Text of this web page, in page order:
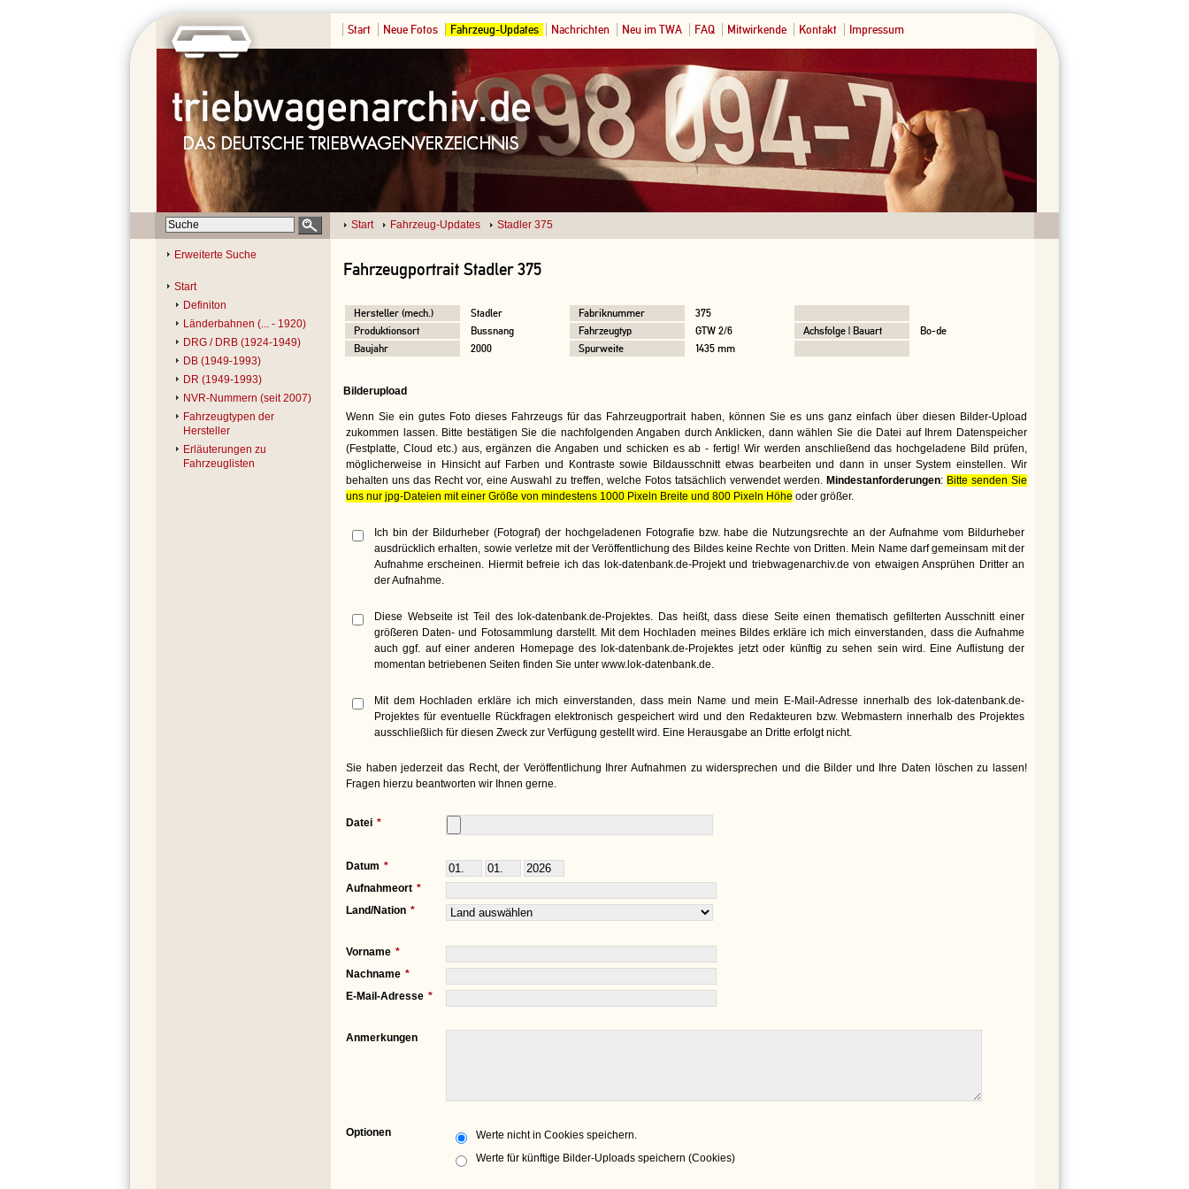
Start Neue Fotos Fahrzeug-Updates Nachrichten Neu im TWA FAQ Mitwirkende Kontakt Impressum
Start Fahrzeug-Updates Stadler 375
Erweiterte Suche
Start
Definiton
Länderbahnen (... - 1920)
DRG / DRB (1924-1949)
DB (1949-1993)
DR (1949-1993)
NVR-Nummern (seit 2007)
Fahrzeugtypen der
Hersteller
Erläuterungen zu
Fahrzeuglisten
Fahrzeugportrait Stadler 375
Hersteller (mech.) Stadler Fabriknummer
375
Produktionsort
Bussnang Fahrzeugtyp GTW 2/6 Achsfolge | Bauart
Bo-de
Baujahr
2000 Spurweite 1435 mm
Bilderupload
Wenn Sie ein gutes Foto dieses Fahrzeugs für das Fahrzeugportrait haben, können Sie es uns ganz einfach über diesen Bilder-Upload
zukommen lassen. Bitte bestätigen Sie die nachfolgenden Angaben durch Anklicken, dann wählen Sie die Datei auf Ihrem Datenspeicher
(Festplatte, Cloud etc.) aus, ergänzen die Angaben und schicken es ab - fertig! Wir werden anschließend das hochgeladene Bild prüfen,
möglicherweise in Hinsicht auf Farben und Kontraste sowie Bildausschnitt etwas bearbeiten und dann in unser System einstellen. Wir
behalten uns das Recht vor, eine Auswahl zu treffen, welche Fotos tatsächlich verwendet werden. Mindestanforderungen: Bitte senden Sie
uns nur jpg-Dateien mit einer Größe von mindestens 1000 Pixeln Breite und 800 Pixeln Höhe oder größer.
Ich bin der Bildurheber (Fotograf) der hochgeladenen Fotografie bzw. habe die Nutzungsrechte an der Aufnahme vom Bildurheber
ausdrücklich erhalten, sowie verletze mit der Veröffentlichung des Bildes keine Rechte von Dritten. Mein Name darf gemeinsam mit der
Aufnahme erscheinen. Hiermit befreie ich das lok-datenbank.de-Projekt und triebwagenarchiv.de von etwaigen Ansprühen Dritter an
der Aufnahme.
Diese Webseite ist Teil des lok-datenbank.de-Projektes. Das heißt, dass diese Seite einen thematisch gefilterten Ausschnitt einer
größeren Daten- und Fotosammlung darstellt. Mit dem Hochladen meines Bildes erkläre ich mich einverstanden, dass die Aufnahme
auch ggf. auf einer anderen Homepage des lok-datenbank.de-Projektes jetzt oder künftig zu sehen sein wird. Eine Auflistung der
momentan betriebenen Seiten finden Sie unter www.lok-datenbank.de.
Mit dem Hochladen erkläre ich mich einverstanden, dass mein Name und mein E-Mail-Adresse innerhalb des lok-datenbank.de-
Projektes für eventuelle Rückfragen elektronisch gespeichert wird und den Redakteuren bzw. Webmastern innerhalb des Projektes
ausschließlich für diesen Zweck zur Verfügung gestellt wird. Eine Herausgabe an Dritte erfolgt nicht.
Sie haben jederzeit das Recht, der Veröffentlichung Ihrer Aufnahmen zu widersprechen und die Bilder und Ihre Daten löschen zu lassen!
Fragen hierzu beantworten wir Ihnen gerne.
Datei
Datum
Aufnahmeort
Land/Nation
Vorname
Nachname
E-Mail-Adresse
Anmerkungen
Optionen
Werte nicht in Cookies speichern.
Werte für künftige Bilder-Uploads speichern (Cookies)